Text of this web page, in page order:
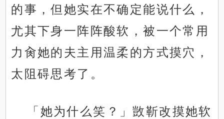
的事，但她实在不确定能说什么，
尤其下身一阵阵酸软，被一个常用
力肏她的夫主用温柔的方式摸穴，
太阻碍思考了。
「她为什么笑？」敳靳改摸她软